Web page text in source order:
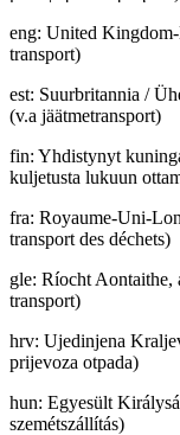
eng: United Kingdom-
transport)
est: Suurbritannia /
(v.a jäätmetransport)
fin: Yhdistynyt
kuljetusta lukuun
fra: Royaume-Uni-
transport des déchets)
gle: Ríocht Aontaithe,
transport)
hrv: Ujedinjena
prijevoza otpada)
hun: Egyesült
szemétszállítás)